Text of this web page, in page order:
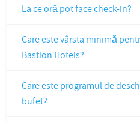
La ce oră pot face check-in?
Care este vârsta minimă
Bastion Hotels?
Care este programul de
bufet?